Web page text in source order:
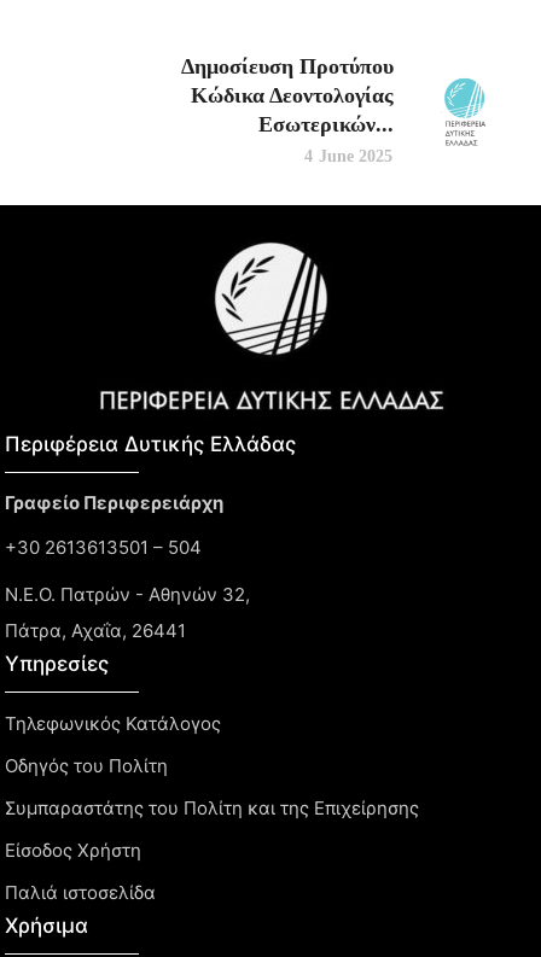
Δημοσίευση Προτύπου
Κώδικα Δεοντολογίας
Εσωτερικών...
4 June 2025
Περιφέρεια Δυτικής Ελλάδας​
Γραφείο Περιφερειάρχη
+30 2613613501 – 504
Ν.Ε.Ο. Πατρών - Αθηνών 32,
Πάτρα, Αχαΐα, 26441
Υπηρεσίες
Τηλεφωνικός Κατάλογος
Οδηγός του Πολίτη
Συμπαραστάτης του Πολίτη και της Επιχείρησης
Είσοδος Χρήστη
Παλιά ιστοσελίδα
Χρήσιμα